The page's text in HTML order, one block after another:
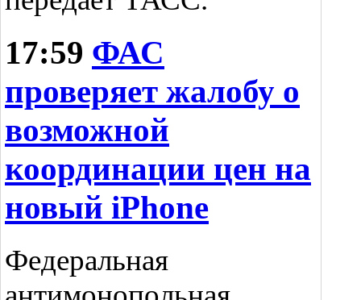
17:59 ФАС
проверяет жалобу о
возможной
координации цен на
новый iPhone
Федеральная